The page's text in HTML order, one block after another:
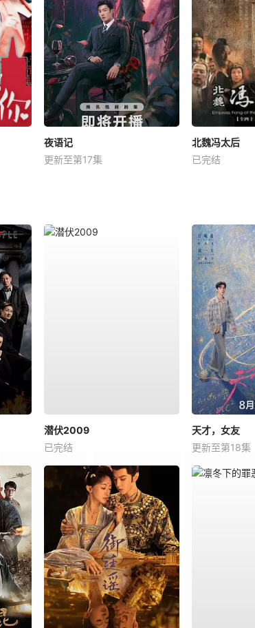
夜语记
更新至第17集
北魏冯太后
已完结
潜伏2009
已完结
天才，女友
更新至第18集